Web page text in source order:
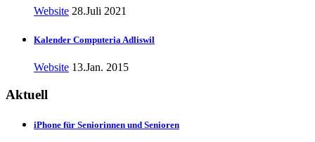
Website 28.Juli 2021
Kalender Computeria Adliswil
Website 13.Jan. 2015
Aktuell
iPhone für Seniorinnen und Senioren